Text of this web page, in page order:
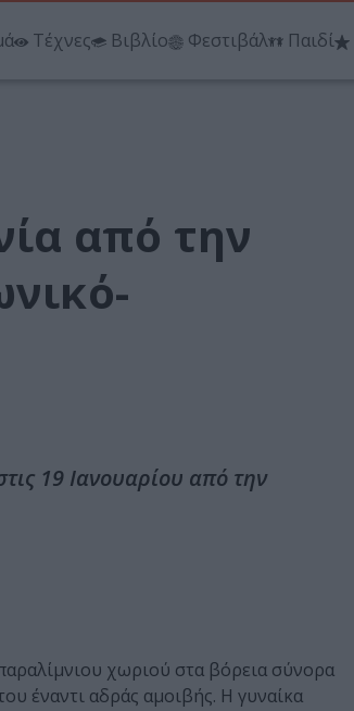
Τέχνες Βιβλίο Φεστιβάλ Παιδί
από την
19 Ιανουαρίου από την
χωριού στα βόρεια σύνορα
έναντι αδράς αμοιβής. Η γυναίκα